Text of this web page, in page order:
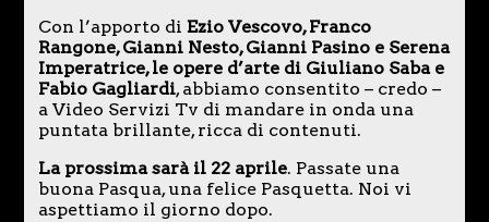
Con l’apporto di Ezio Vescovo, Franco
Rangone, Gianni Nesto, Gianni Pasino e Serena
Imperatrice, le opere d’arte di Giuliano Saba e
Fabio Gagliardi, abbiamo consentito – credo –
a Video Servizi Tv di mandare in onda una
puntata brillante, ricca di contenuti.
La prossima sarà il 22 aprile. Passate una
buona Pasqua, una felice Pasquetta. Noi vi
aspettiamo il giorno dopo.